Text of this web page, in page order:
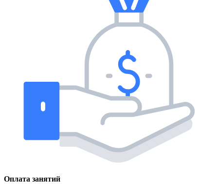
Оплата занятий